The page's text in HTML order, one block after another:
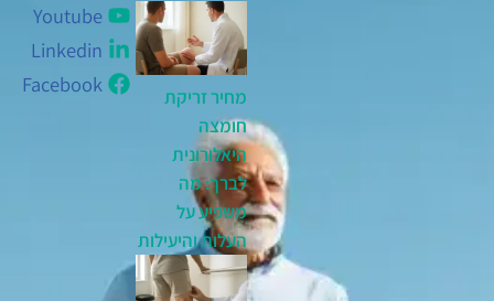
מחיר זריקת
חומצה
היאלורונית
לברך: מה
משפיע על
העלות והיעילות
Youtube
Linkedin
Facebook